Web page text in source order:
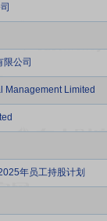
公司
Management Limited
年员工持股计划